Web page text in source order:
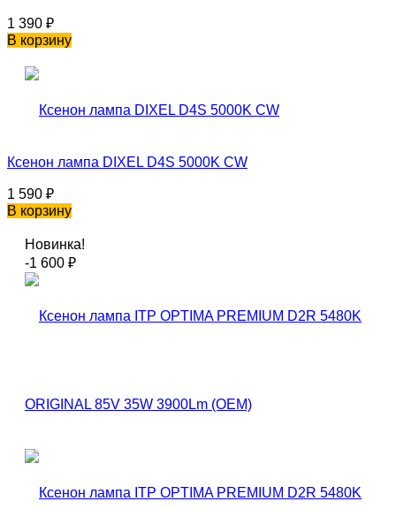
1 390 ₽
В корзину
Ксенон лампа DIXEL D4S 5000K CW
1 590 ₽
В корзину
Новинка!
-1 600 ₽